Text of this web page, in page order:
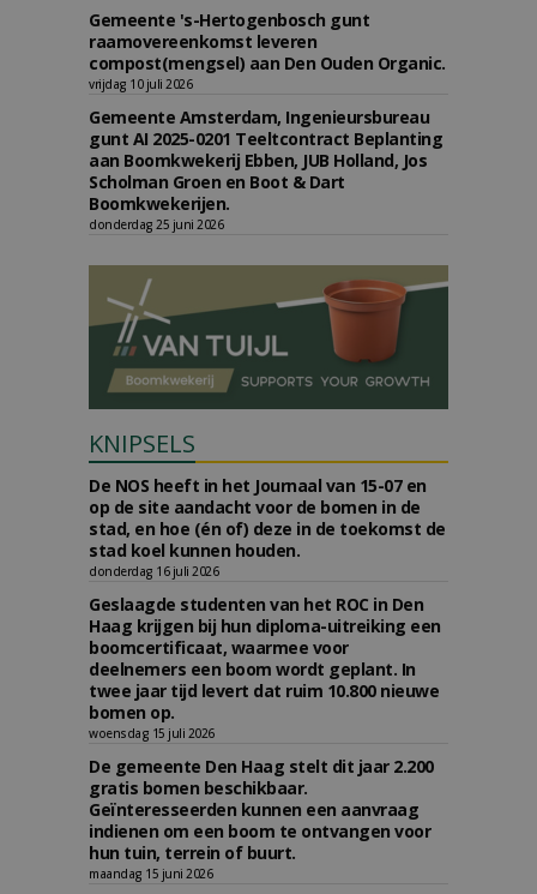
Gemeente 's-Hertogenbosch gunt
raamovereenkomst leveren
compost(mengsel) aan Den Ouden Organic.
vrijdag 10 juli 2026
Gemeente Amsterdam, Ingenieursbureau
gunt AI 2025-0201 Teeltcontract Beplanting
aan Boomkwekerij Ebben, JUB Holland, Jos
Scholman Groen en Boot & Dart
Boomkwekerijen.
donderdag 25 juni 2026
KNIPSELS
De NOS heeft in het Journaal van 15-07 en
op de site aandacht voor de bomen in de
stad, en hoe (én of) deze in de toekomst de
stad koel kunnen houden.
donderdag 16 juli 2026
Geslaagde studenten van het ROC in Den
Haag krijgen bij hun diploma-uitreiking een
boomcertificaat, waarmee voor
deelnemers een boom wordt geplant. In
twee jaar tijd levert dat ruim 10.800 nieuwe
bomen op.
woensdag 15 juli 2026
De gemeente Den Haag stelt dit jaar 2.200
gratis bomen beschikbaar.
Geïnteresseerden kunnen een aanvraag
indienen om een boom te ontvangen voor
hun tuin, terrein of buurt.
maandag 15 juni 2026